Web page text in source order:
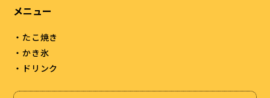
メニュー
・たこ焼き
・かき氷
・ドリンク